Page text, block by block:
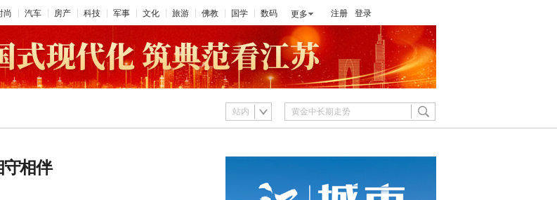
尚 汽车 房产 科技 军事 文化 旅游 佛教 国学 数码 更多 注册 登录
站内
守相伴